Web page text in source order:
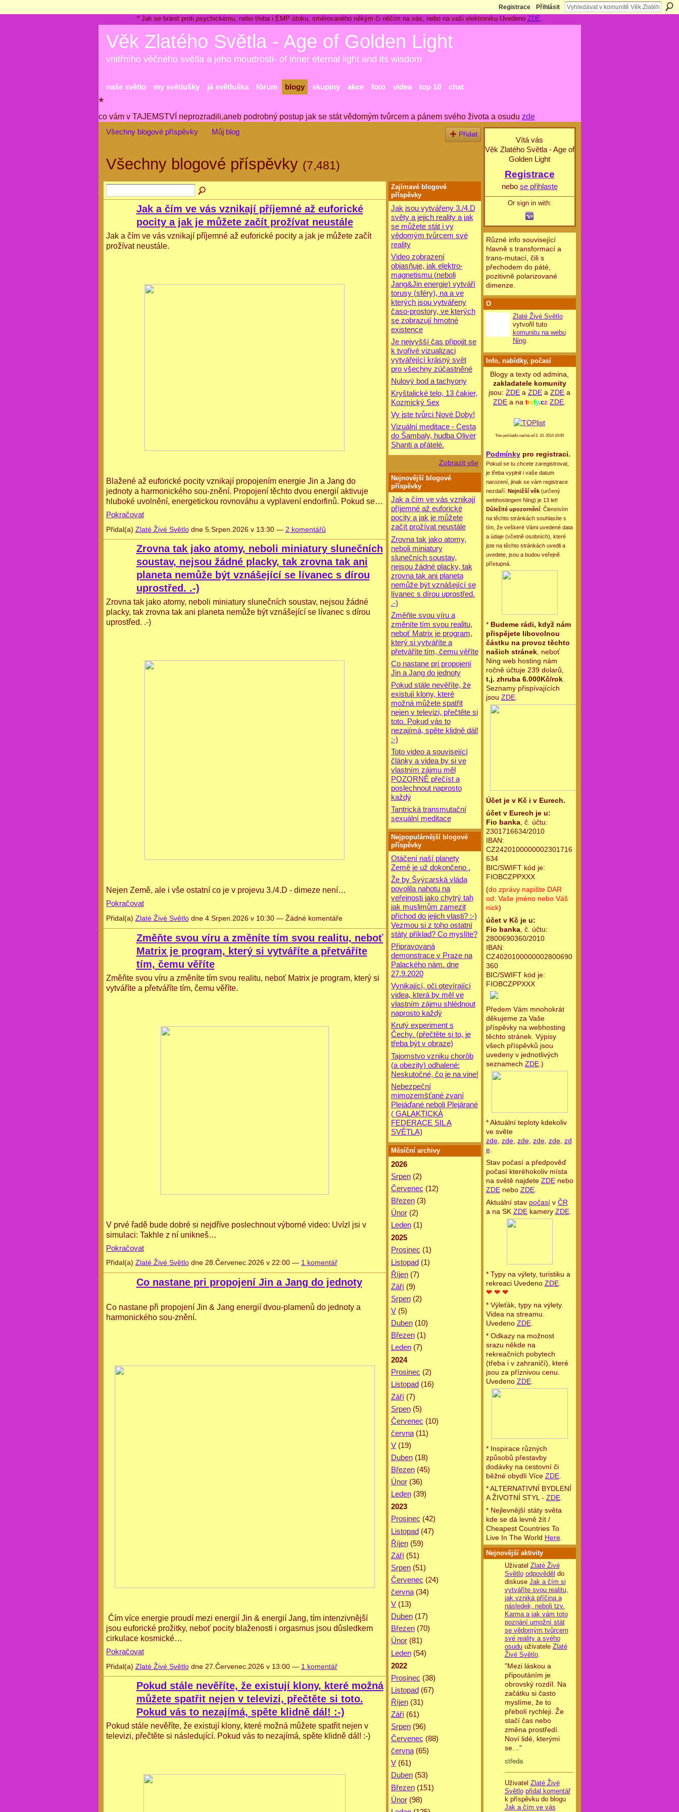
Registrace Přihlásit
* Jak se bránit proti psychickému, nebo třeba i EMP útoku, směrovaného někým či něčím na vás, nebo na vaši elektroniku Uvedeno ZDE.
Věk Zlatého Světla - Age of Golden Light
vnitřního věčného světla a jeho moudrosti- of inner eternal light and its wisdom
naše světlo my světlušky já světluška fórum blogy skupiny akce foto videa top 10 chat
*
co vám v TAJEMSTVÍ neprozradili,aneb podrobný postup jak se stát vědomým tvůrcem a pánem svého života a osudu zde
Všechny blogové příspěvky
Můj blog Přidat
Všechny blogové příspěvky (7,481)
Jak a čím ve vás vznikají příjemné až euforické
pocity a jak je můžete začít prožívat neustále
Jak a čím ve vás vznikají příjemné až euforické pocity a jak je můžete začít
prožívat neustále.
Blažené až euforické pocity vznikají propojením energie Jin a Jang do
jednoty a harmonického sou-znění. Propojení těchto dvou energií aktivuje
hluboké uvolnění, energetickou rovnováhu a vyplavení endorfinů. Pokud se…
Pokračovat
Přidal(a) Zlaté Živé Světlodne 5.Srpen.2026 v 13:30 — 2 komentářů
Zrovna tak jako atomy, neboli miniatury slunečních
soustav, nejsou žádné placky, tak zrovna tak ani
planeta nemůže být vznášející se lívanec s dírou
uprostřed. .-)
Zrovna tak jako atomy, neboli miniatury slunečních soustav, nejsou žádné
placky, tak zrovna tak ani planeta nemůže být vznášející se lívanec s dírou
uprostřed. .-)
Nejen Země, ale i vše ostatní co je v projevu 3./4.D - dimeze není…
Pokračovat
Přidal(a) Zlaté Živé Světlodne 4.Srpen.2026 v 10:30 — Žádné komentáře
Změňte svou víru a změníte tím svou realitu, neboť
Matrix je program, který si vytváříte a přetváříte
tím, čemu věříte
Změňte svou víru a změníte tím svou realitu, neboť Matrix je program, který si
vytváříte a přetváříte tím, čemu věříte.
V prvé řadě bude dobré si nejdříve poslechnout výborné video: Uvízl jsi v
simulaci: Takhle z ní unikneš…
Pokračovat
Přidal(a) Zlaté Živé Světlodne 28.Červenec.2026 v 22:00 — 1 komentář
Co nastane pri propojení Jin a Jang do jednoty
Co nastane při propojení Jin & Jang energií dvou-plamenů do jednoty a
harmonického sou-znění.
jsou euforické prožitky, neboť pocity blaženosti i orgasmus jsou důsledkem
cirkulace kosmické…
Pokračovat
Přidal(a) Zlaté Živé Světlodne 27.Červenec.2026 v 13:00 — 1 komentář
Pokud stále nevěříte, že existují klony, které možná
můžete spatřit nejen v televizi, přečtěte si toto.
Pokud vás to nezajímá, spěte klidně dál! :-)
Pokud stále nevěříte, že existují klony, které možná můžete spatřit nejen v
televizi, přečtěte si následující. Pokud vás to nezajímá, spěte klidně dál! :-)
Zajímavé blogové
příspěvky
Jak jsou vytvářeny 3./4.D
světy a jejich reality a jak
se můžete stát i vy
vědomým tvůrcem své
reality
Video zobrazení
objasňuje, jak elektro-
magnetismu (neboli
Jang&Jin energie) vytváří
torusy (sféry), na a ve
kterých jsou vytvářeny
časo-prostory, ve kterých
se zobrazují hmotné
existence
Je nejvyšší čas připojit se
k tvořivé vizualizaci
vytvářející krásný svět
pro všechny zúčastněné
Nulový bod a tachyony
Kryštalické telo, 13 čakier,
Kozmický Sex
Vy jste tvůrci Nové Doby!
Vizuální meditace - Cesta
do Šambaly, hudba Oliver
Shanti a přátelé.
Zobrazit vše
Nejnovější blogové
příspěvky
Jak a čím ve vás vznikají
příjemné až euforické
pocity a jak je můžete
začít prožívat neustále
Zrovna tak jako atomy,
neboli miniatury
slunečních soustav,
nejsou žádné placky, tak
zrovna tak ani planeta
nemůže být vznášející se
lívanec s dírou uprostřed.
.-)
Změňte svou víru a
změníte tím svou realitu,
neboť Matrix je program,
který si vytváříte a
přetváříte tím, čemu věříte
Co nastane pri propojení
Jin a Jang do jednoty
Pokud stále nevěříte, že
existují klony, které
možná můžete spatřit
nejen v televizi, přečtěte si
toto. Pokud vás to
nezajímá, spěte klidně dál!
:-)
Toto video a související
články a videa by si ve
vlastním zájmu měl
POZORNĚ přečíst a
poslechnout naprosto
každý
Tantrická transmutační
sexuální meditace
Nejpopulárnější blogové
příspěvky
Otáčení naší planety
Země je už dokončeno .
Že by Švýcarská vláda
povolila nahotu na
veřejnosti jako chytrý tah
jak muslimům zamezit
příchod do jejich vlasti? :-)
Vezmou si z toho ostatní
státy příklad? Co myslíte?
Připravovaná
demonstrace v Praze na
Palackého nám. dne
27.9.2020
Vynikající, oči otevírající
videa, která by měl ve
vlastním zájmu shlédnout
naprosto každý
Krutý experiment s
Čechy. (přečtěte si to, je
třeba být v obraze)
Tajomstvo vzniku chorôb
(a obezity) odhalené:
Neskutočné, čo je na vine!
Nebezpeční
mimozemšťané zvaní
Plejáďané neboli Plejárané
( GALAKTICKÁ
FEDERACE SIL A
SVĚTLA)
Měsíční archivy
2026
Srpen(2)
Červenec (12)
Březen(3)
Únor(2)
Leden(1)
2025
Prosinec (1)
Listopad(1)
Říjen(7)
Září(9)
Srpen(2)
V(5)
Duben(10)
Březen(1)
Leden(7)
2024
Prosinec (2)
Listopad (16)
Září(7)
Srpen(5)
Červenec (10)
června(11)
V(19)
Duben(18)
Březen(45)
Únor(36)
Leden(39)
2023
Prosinec (42)
Listopad(47)
Říjen(59)
Září(51)
Srpen(51)
Červenec (24)
června(34)
V(13)
Duben(17)
Březen(70)
Únor(81)
Leden(54)
2022
Prosinec (38)
Listopad(67)
Říjen(31)
Září(61)
Srpen(96)
Červenec (88)
června(65)
V(61)
Duben(53)
Březen(151)
Únor(98)
Vítá vás
Věk Zlatého Světla - Age of
Golden Light
Registrace
nebo se přihlaste
Or sign in with:
Různé info související
hlavně s transformací a
trans-mutací, čili s
přechodem do páté,
pozitivně polarizované
dimenze.
O
Zlaté Živé Světlo
vytvořil tuto
komunitu na webu
Ning.
Info, nabídky, počasí
Blogy a texty od admina,
zakladatele komunity
jsou: ZDE a ZDE a ZDE a
ZDE a na trefy.cz ZDE
Toto počítadlo načítá od 2. 10. 2014 10:00
Podmínkypro registraci.
Pokud se tu chcete zaregistrovat,
je třeba vyplnit i vaše datum
narození, jinak se vám registrace
nezdaří. Nejnižší věk(určený
webhostingem Ning) je 13 let!
Důležité upozornění: Členstvím
na těchto stránkách souhlasíte s
tím, že veškeré Vámi uvedené data
a údaje (včetně osobních), které
jste na těchto stránkách uvedli a
uvedete, jsou a budou veřejně
přístupná.
* Budeme rádi, když nám
přispějete libovolnou
částku na provoz těchto
našich stránek, neboť
Ning web hosting nám
ročně účtuje 239 dolarů,
t.j. zhruba 6.000Kč/rok.
Seznamy přispívajících
jsou ZDE.
Účet je v Kč i v Eurech.
účet v Eurech je u:
Fio banka, č. účtu:
2301716634/2010
IBAN:
CZ2420100000002301716
634
BIC/SWIFT kód je:
FIOBCZPPXXX
(do zprávy napište DAR
od: Vaše jméno nebo Váš
nick)
účet v Kč je u:
Fio banka, č. účtu:
2800690360/2010
IBAN:
CZ4020100000002800690
360
BIC/SWIFT kód je:
FIOBCZPPXXX
Předem Vám mnohokrát
děkujeme za Vaše
příspěvky na webhosting
těchto stránek. Výpisy
všech příspěvků jsou
uvedeny v jednotlivých
seznamech ZDE.)
* Aktuální teploty kdekoliv
ve světe
zde, zde, zde, zde, zde, zd
e.
Stav počasí a předpověď
počasí kteréhokoliv místa
na světě najdete ZDEnebo
ZDEnebo ZDE.
Aktuální stav počasív ČR
a na SK ZDEkamery ZDE.
* Typy na výlety, turistiku a
rekreaci Uvedeno ZDE.
❤ ❤ ❤
* Výleťák, typy na výlety.
Videa na streamu.
Uvedeno ZDE.
* Odkazy na možnost
srazu někde na
rekreačních pobytech
(třeba i v zahraničí), které
jsou za příznivou cenu.
Uvedeno ZDE.
* Inspirace různých
způsobů přestavby
dodávky na cestovní či
běžné obydlí Více ZDE.
* ALTERNATIVNÍ BYDLENÍ
A ŽIVOTNÍ STYL - ZDE.
* Nejlevnější státy světa
kde se dá levně žít /
Cheapest Countries To
Live In The World Here.
Nejnovější aktivity
Uživatel Zlaté Živé
Světlo odpověděl do
diskuse Jak a čím si
vytváříte svou realitu,
jak vzniká příčina a
následek, neboli tzv.
Karma a jak vám toto
poznání umožní stát
se vědomým tvůrcem
své reality a svého
osuduuživatele Zlaté
Živé Světlo.
"Mezi láskou a
připoutáním je
obrovský rozdíl. Na
začátku si často
myslíme, že to
přebolí rychleji. Že
stačí čas nebo
změna prostředí.
Noví lidé, kterými
se…"
středa
Uživatel Zlaté Živé
Světlo přidal komentář
k příspěvku do blogu
Jak a čím ve vás